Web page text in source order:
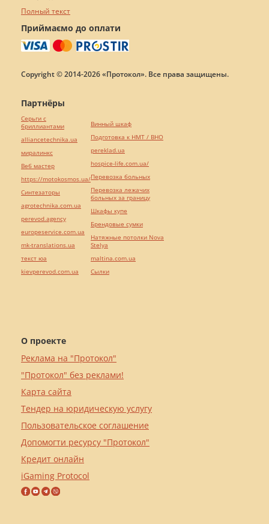
Полный текст
Приймаємо до оплати
Copyright © 2014-2026 «Протокол». Все права защищены.
О проекте
Реклама на "Протокол"
"Протокол" без реклами!
Карта сайта
Тендер на юридическую услугу
Пользовательское соглашение
Допомогти ресурсу "Протокол"
Кредит онлайн
iGaming Protocol
Партнёры
Серьги с
бриллиантами
alliancetechnika.ua
миралинкс
Веб мастер
https://motokosmos.ua/
Синтезаторы
agrotechnika.com.ua
perevod.agency
europeservice.com.ua
mk-translations.ua
текст юа
kievperevod.com.ua
Винный шкаф
Подготовка к НМТ / ВНО
pereklad.ua
hospice-life.com.ua/
Перевозка больных
Перевозка лежачих
больных за границу
Шкафы купе
Брендовые сумки
Натяжные потолки Nova
Stelya
maltina.com.ua
Cылки